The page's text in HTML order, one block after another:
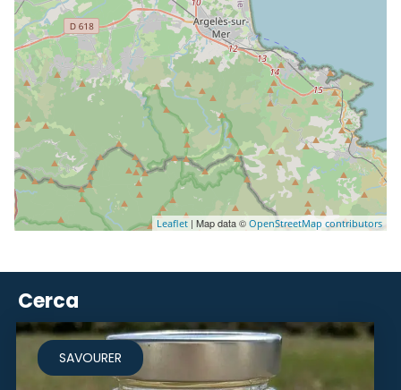
Leaflet | Map data © OpenStreetMap contributors
Cerca
SAVOURER